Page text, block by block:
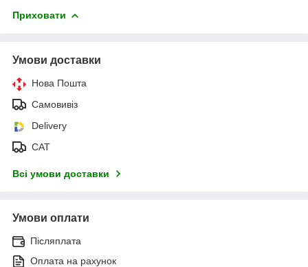
Приховати
Умови доставки
Нова Пошта
Самовивіз
Delivery
САТ
Всі умови доставки
Умови оплати
Післяплата
Оплата на рахунок